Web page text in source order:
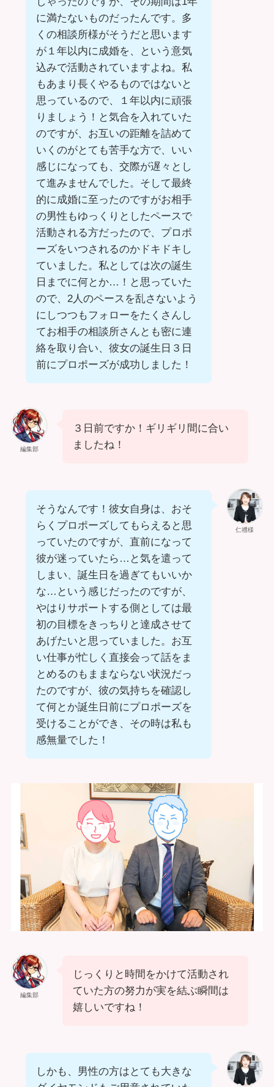
に満たないものだったんです。多
くの相談所様がそうだと思います
が１年以内に成婚を、という意気
込みで活動されていますよね。私
もあまり長くやるものではないと
思っているので、１年以内に頑張
りましょう！と気合を入れていた
のですが、お互いの距離を詰めて
いくのがとても苦手な方で、いい
感じになっても、交際が遅々とし
て進みませんでした。そして最終
的に成婚に至ったのですがお相手
の男性もゆっくりとしたペースで
活動される方だったので、プロポ
ーズをいつされるのかドキドキし
ていました。私としては次の誕生
日までに何とか…！と思っていた
ので、2人のペースを乱さないよう
にしつつもフォローをたくさんし
てお相手の相談所さんとも密に連
絡を取り合い、彼女の誕生日３日
前にプロポーズが成功しました！
編集部
３日前ですか！ギリギリ間に合い
ましたね！
仁禮様
そうなんです！彼女自身は、おそ
らくプロポーズしてもらえると思
っていたのですが、直前になって
彼が迷っていたら…と気を遣って
しまい、誕生日を過ぎてもいいか
な…という感じだったのですが、
やはりサポートする側としては最
初の目標をきっちりと達成させて
あげたいと思っていました。お互
い仕事が忙しく直接会って話をま
とめるのもままならない状況だっ
たのですが、彼の気持ちを確認し
て何とか誕生日前にプロポーズを
受けることができ、その時は私も
感無量でした！
編集部
じっくりと時間をかけて活動され
ていた方の努力が実を結ぶ瞬間は
嬉しいですね！
しかも、男性の方はとても大きな